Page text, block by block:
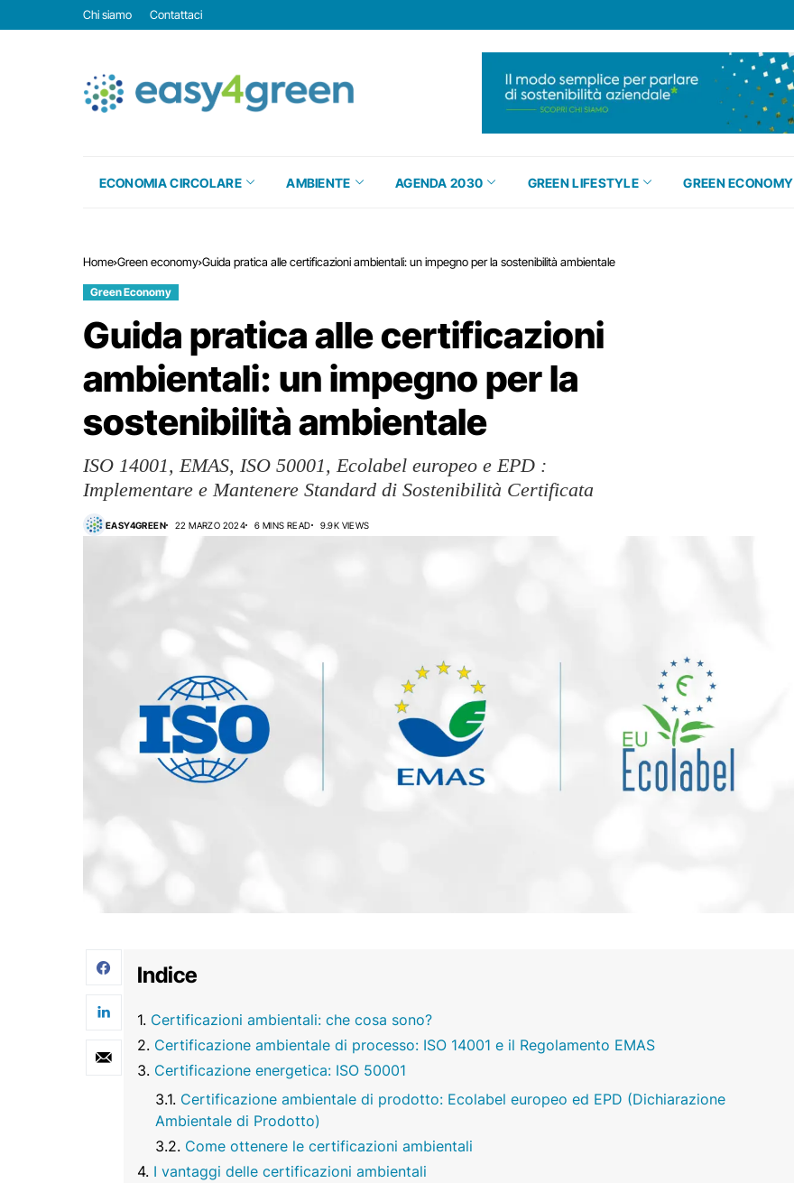
Chi siamo Contattaci
ECONOMIA CIRCOLARE AMBIENTE AGENDA 2030 GREEN LIFESTYLE GREEN ECONOMY
Home Green economy Guida pratica alle certificazioni ambientali: un impegno per la sostenibilità ambientale
Green Economy
Guida pratica alle certificazioni
ambientali: un impegno per la
sostenibilità ambientale
ISO 14001, EMAS, ISO 50001, Ecolabel europeo e EPD :
Implementare e Mantenere Standard di Sostenibilità Certificata
EASY4GREEN 22 MARZO 2024 6 MINS READ 9.9K VIEWS
Indice
Certificazioni ambientali: che cosa sono?
Certificazione ambientale di processo: ISO 14001 e il Regolamento EMAS
Certificazione energetica: ISO 50001
Certificazione ambientale di prodotto: Ecolabel europeo ed EPD (Dichiarazione
Ambientale di Prodotto)
Come ottenere le certificazioni ambientali
I vantaggi delle certificazioni ambientali